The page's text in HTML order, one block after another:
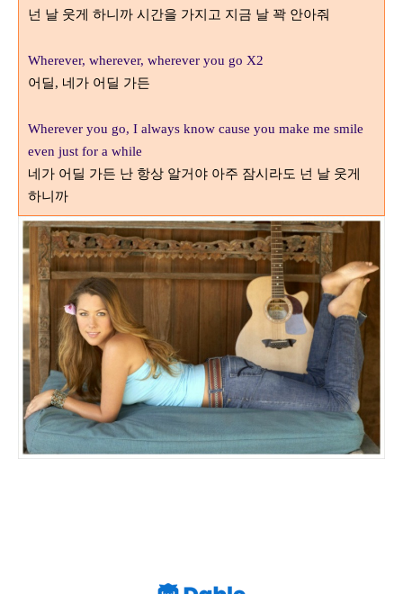
넌 날 웃게 하니까 시간을 가지고 지금 날 꽉 안아줘
Wherever, wherever, wherever you go X2
어딜, 네가 어딜 가든
Wherever you go, I always know cause you make me smile
even just for a while
네가 어딜 가든 난 항상 알거야 아주 잠시라도 넌 날 웃게
하니까